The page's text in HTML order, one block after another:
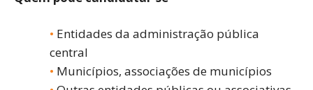
Entidades da administração pública
central
Municípios, associações de municípios